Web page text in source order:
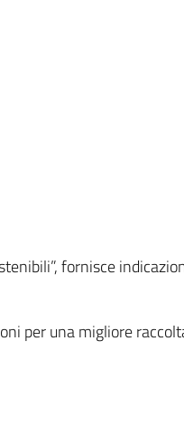
fornisce
per una migliore